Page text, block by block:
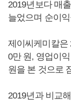
2019년보다 매
늘었으며 순이
제이씨케미칼은
0만 원, 영업이
원을 본 것으로
2019년과 비교